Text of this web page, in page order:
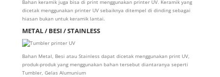
Bahan keramik juga bisa di print menggunakan printer UV. Keramik yang
dicetak menggunakan printer UV sebaiknya ditempel di dinding sebagai
hiasan bukan untuk keramik lantai.
METAL / BESI / STAINLESS
Bahan Metal, Besi atau Stainless dapat dicetak menggunakan print UV,
produk-produk yang menggunakan bahan tersebut diantaranya seperti
Tumbler, Gelas Alumunium